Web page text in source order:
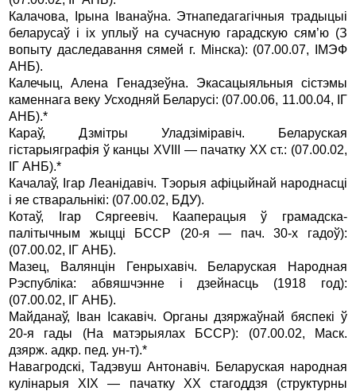
Калачова, Iрына Iванаўна. Этнапедагагiчныя традыцыi
беларусаў i iх уплыў на сучасную гарадскую сям’ю (З
вопыту даследавання сямей г. Мiнска): (07.00.07, IМЭФ
АНБ).
Калечыц, Алена Генадзеўна. Экасацыяльныя сiстэмы
каменнага векy Усходняй Беларусi: (07.00.06, 11.00.04, IГ
АНБ).*
Караў, Дзмiтры Уладзiмiравiч. Беларуская
гiстарыяграфiя ў канцы XVIII — пачатку ХХ ст.: (07.00.02,
IГ АНБ).*
Качалаў, Iгар Леанiдавiч. Тэорыя афiцыйнай народнасцi
i яе стваральнiкi: (07.00.02, БДУ).
Котаў, Iгар Сяргеевiч. Кааперацыя ў грамадска-
палiтычным жыццi БССР (20-я — пач. 30-х гадоў):
(07.00.02, IГ АНБ).
Мазец, Валянцiн Генрыхавiч. Беларуская Народная
Рэспублiка: абвяшчэнне i дзейнасць (1918 год):
(07.00.02, IГ АНБ).
Майданаў, Iван Iсакавiч. Органы дзяржаўнай бяспекi ў
20-я гады (На матэрыялах БССР): (07.00.02, Маск.
дзярж. адкр. пед. ун-т).*
Навагродскi, Тадэвуш Антонавiч. Беларуская народная
кулiнарыя XIX — пачатку ХХ стагоддзя (cтруктурны